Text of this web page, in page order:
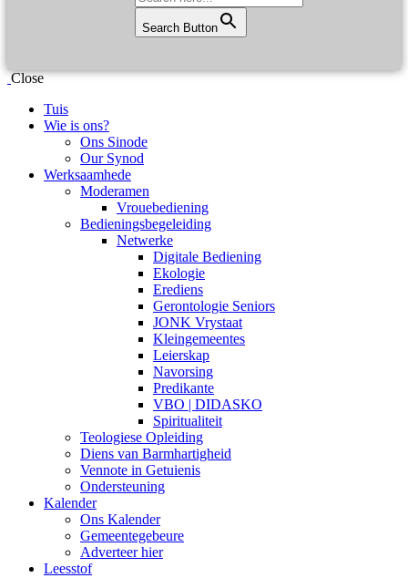
Search Button
Close
Tuis
Wie is ons?
Ons Sinode
Our Synod
Werksaamhede
Moderamen
Vrouebediening
Bedieningsbegeleiding
Netwerke
Digitale Bediening
Ekologie
Erediens
Gerontologie Seniors
JONK Vrystaat
Kleingemeentes
Leierskap
Navorsing
Predikante
VBO | DIDASKO
Spiritualiteit
Teologiese Opleiding
Diens van Barmhartigheid
Vennote in Getuienis
Ondersteuning
Kalender
Ons Kalender
Gemeentegebeure
Adverteer hier
Leesstof